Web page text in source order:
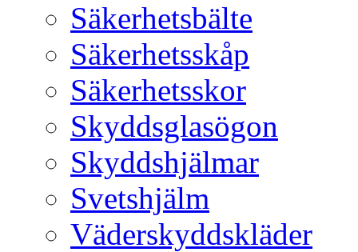
Säkerhetsbälte
Säkerhetsskåp
Säkerhetsskor
Skyddsglasögon
Skyddshjälmar
Svetshjälm
Väderskyddskläder